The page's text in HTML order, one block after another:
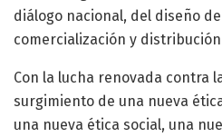
diálogo nacional, del diseño
comercialización y
Con la lucha renovada contra
surgimiento de una nueva
una nueva ética social, una